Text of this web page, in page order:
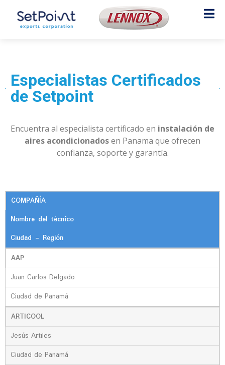
Especialistas Certificados
de Setpoint
Encuentra al especialista certificado en instalación de
aires acondicionadosen Panama que ofrecen
confianza, soporte y garantía.
COMPAÑÍA
Nombre del técnico
Ciudad - Región
AAP
Juan Carlos Delgado
Ciudad de Panamá
ARTICOOL
Jesús Artiles
Ciudad de Panamá